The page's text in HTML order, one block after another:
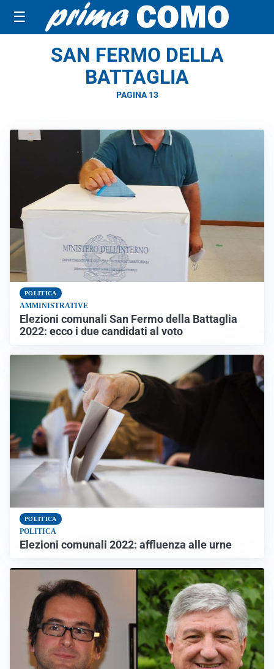
☰
SAN FERMO DELLA
BATTAGLIA
PAGINA 13
POLITICA
AMMINISTRATIVE
Elezioni comunali San Fermo della Battaglia
2022: ecco i due candidati al voto
POLITICA
POLITICA
Elezioni comunali 2022: affluenza alle urne